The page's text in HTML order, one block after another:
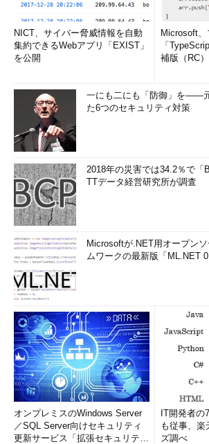
NICT、サイバー脅威情報を自動
集約できるWebアプリ「EXIST」
を公開
Microsoft
「
補版（RC
一にも二にも「防御」を――
た6つのセキュリティ対策
2018年の災害では34.2％で「
TTデータ経営研究所が調査
Microsoftが.NET用オープン
ムワークの最新版「ML.NET
オンプレミスのWindows Server
／SQL Server向けセキュリティ
更新サービス「拡張セキュリティ
IT開発者の
も従事、楽
ズ調べ